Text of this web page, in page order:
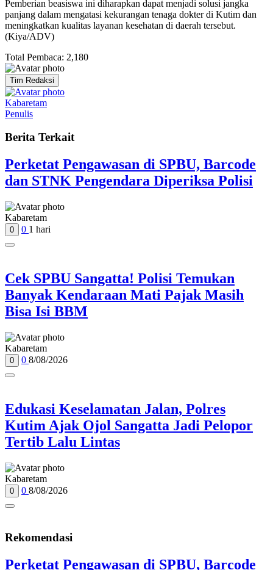
Pemberian beasiswa ini diharapkan dapat menjadi solusi jangka
panjang dalam mengatasi kekurangan tenaga dokter di Kutim dan
meningkatkan kualitas layanan kesehatan di daerah tersebut.
(Kiya/ADV)
Total Pembaca: 2,180
Tim Redaksi
Kabaretam
Penulis
Berita Terkait
Perketat Pengawasan di SPBU, Barcode
dan STNK Pengendara Diperiksa Polisi
Kabaretam
0 0 1 hari
Cek SPBU Sangatta! Polisi Temukan
Banyak Kendaraan Mati Pajak Masih
Bisa Isi BBM
Kabaretam
0 0 8/08/2026
Edukasi Keselamatan Jalan, Polres
Kutim Ajak Ojol Sangatta Jadi Pelopor
Tertib Lalu Lintas
Kabaretam
0 0 8/08/2026
Rekomendasi
Perketat Pengawasan di SPBU, Barcode